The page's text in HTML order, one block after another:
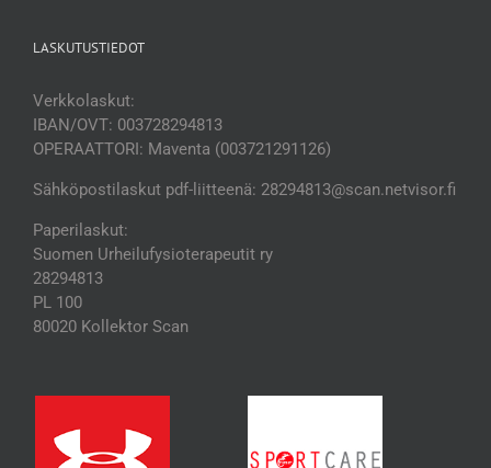
LASKUTUSTIEDOT
Verkkolaskut:
IBAN/OVT: 003728294813
OPERAATTORI: Maventa (003721291126)
Sähköpostilaskut pdf-liitteenä: 28294813@scan.netvisor.fi
Paperilaskut:
Suomen Urheilufysioterapeutit ry
28294813
PL 100
80020 Kollektor Scan